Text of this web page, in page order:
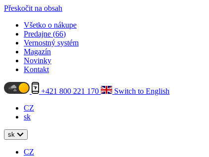
Přeskočit na obsah
Všetko o nákupe
Predajne (66)
Vernostný systém
Magazín
Novinky
Kontakt
+421 800 221 170
Switch to English
CZ
sk
sk
CZ